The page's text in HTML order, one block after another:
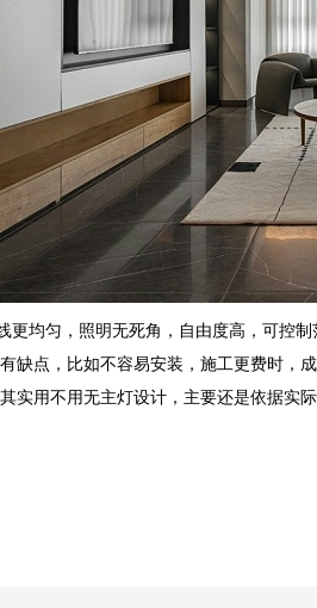
均匀，照明无死角，自由度高，
有缺点，比如不容易安装，施工更费
实用不用无主灯设计，主要还是依据实际